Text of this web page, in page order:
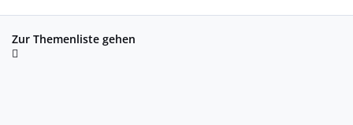
Zur Themenliste gehen